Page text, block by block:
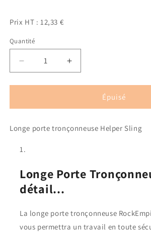
Prix HT : 12,33 €
Quantité
Quantité
Réduire
la
quantité
Longe
Tronçonneuse
Augmenter
la
quantité
Longe
Tronçonneuse
Épuisé
Longe porte tronçonneuse Helper Sling
Longe Porte
détail...
La longe porte tronçonneuse
vous permettra un travail en toute